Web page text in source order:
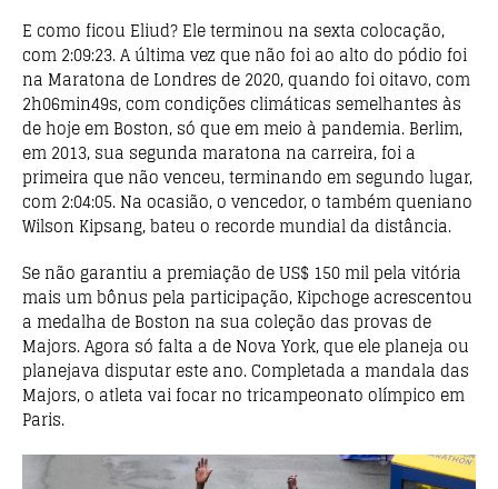
E como ficou Eliud? Ele terminou na sexta colocação,
com 2:09:23. A última vez que não foi ao alto do pódio foi
na Maratona de Londres de 2020, quando foi oitavo, com
2h06min49s, com condições climáticas semelhantes às
de hoje em Boston, só que em meio à pandemia. Berlim,
em 2013, sua segunda maratona na carreira, foi a
primeira que não venceu, terminando em segundo lugar,
com 2:04:05. Na ocasião, o vencedor, o também queniano
Wilson Kipsang, bateu o recorde mundial da distância.
Se não garantiu a premiação de US$ 150 mil pela vitória
mais um bônus pela participação, Kipchoge acrescentou
a medalha de Boston na sua coleção das provas de
Majors. Agora só falta a de Nova York, que ele planeja ou
planejava disputar este ano. Completada a mandala das
Majors, o atleta vai focar no tricampeonato olímpico em
Paris.